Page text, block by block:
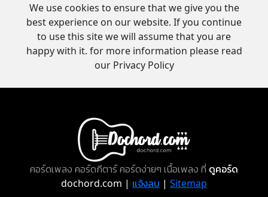
We use cookies to ensure that we give you the
best experience on our website. If you continue
to use this site we will assume that you are
happy with it. for more information please read
our Privacy Policy
คอร์ดเพลง คอร์ดกีตาร์ คอร์ดง่ายๆ เนื้อเพลง ที่ ดูคอร์ด
dochord.com | แจ้งลบ | Sitemap